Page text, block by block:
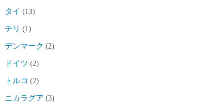
タイ (13)
チリ (1)
デンマーク (2)
ドイツ (2)
トルコ (2)
ニカラグア (3)